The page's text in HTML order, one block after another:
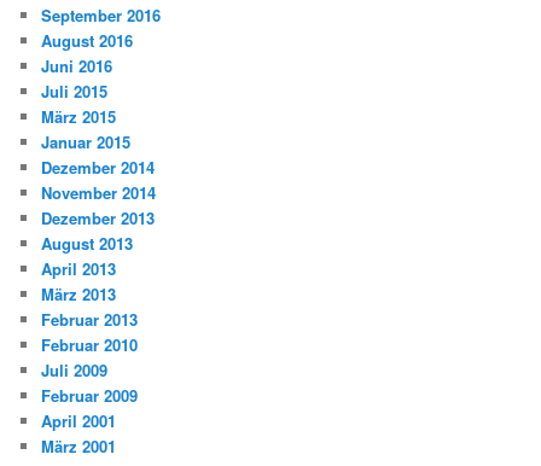
September 2016
August 2016
Juni 2016
Juli 2015
März 2015
Januar 2015
Dezember 2014
November 2014
Dezember 2013
August 2013
April 2013
März 2013
Februar 2013
Februar 2010
Juli 2009
Februar 2009
April 2001
März 2001